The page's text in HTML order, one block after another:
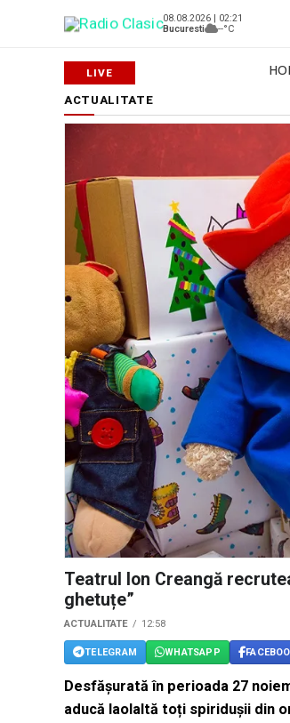
08.08.2026 | 02:21
Bucuresti
--°C
ACTUALITATE
Teatrul Ion Creangă
ghetuțe”
ACTUALITATE 12:58
TELEGRAM WHATSAPP
Desfășurată în perioada 27
aducă laolaltă toți spiridușii din